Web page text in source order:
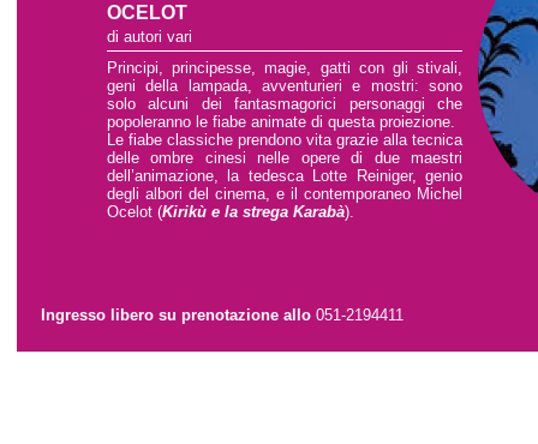
OCELOT
di autori vari
Principi, principesse, magie, gatti con gli stivali,
geni della lampada, avventurieri e mostri: sono
solo alcuni dei fantasmagorici personaggi che
popoleranno le fiabe animate di questa proiezione.
Le fiabe classiche prendono vita grazie alla tecnica
delle ombre cinesi nelle opere di due maestri
dell’animazione, la tedesca Lotte Reiniger, genio
degli albori del cinema, e il contemporaneo Michel
Ocelot (Kirikù e la strega Karabà).
Ingresso libero su prenotazione allo 051-2194411